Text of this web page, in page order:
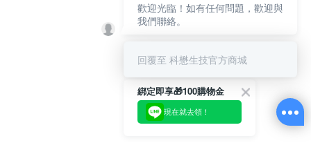
綁定即享🎁100購物金
現在就去領！
歡迎光臨！如有任何問題，歡迎與
我們聯絡。
回覆至 科懋生技官方商城